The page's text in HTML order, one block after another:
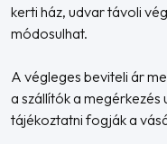
kerti ház, udvar távoli
módosulhat.
A végleges beviteli ár
a szállítók a megérkezés
tájékoztatni fogják a